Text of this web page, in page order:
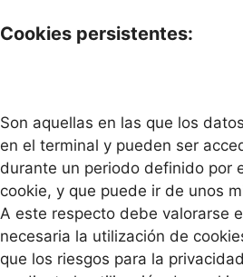
Cookies persistentes:
Son aquellas en las que los
en el terminal y pueden ser
durante un periodo definido por
cookie, y que puede ir de unos
A este respecto debe valorarse
necesaria la utilización de
que los riesgos para la